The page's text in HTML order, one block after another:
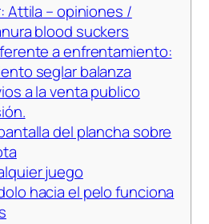
Attila – opiniones /
blood suckers
a enfrentamiento:
seglar balanza
a la venta publico
del plancha sobre
juego
hacia el pelo funciona